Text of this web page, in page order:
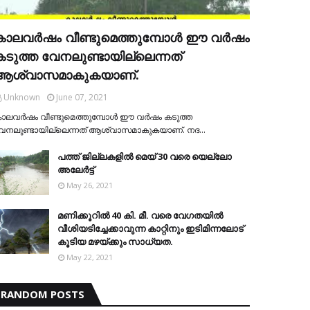
വീണ്ടുമെത്തുമ്പോള്‍ ഈ വര്‍ഷം
വേനലുണ്ടായില്ലെന്നത്
Unknown
June 07, 2021
വീണ്ടുമെത്തുമ്പോള്‍ ഈ വര്‍ഷം കടുത്ത
ആശ്വാസമാകുകയാണ്. നദ…
പത്ത് ജില്ലകളില്‍ മെയ് 30 വരെ യെല്ലോ
അലേര്‍ട്ട്
May 26, 2021
മണിക്കൂറിൽ 40 കി. മീ. വരെ വേഗതയിൽ
വീശിയടിച്ചേക്കാവുന്ന കാറ്റിനും ഇടിമിന്നലോട്
കൂടിയ മഴയ്ക്കും സാധ്യത.
May 22, 2021
RANDOM POSTS